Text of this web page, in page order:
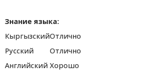
Знание языка:
КыргызскийОтлично
Русский
Отлично
Английский Хорошо